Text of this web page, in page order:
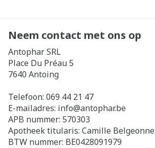
Neem contact met ons op
Antophar SRL
Place Du Préau 5
7640 Antoing
Telefoon: 069 44 21 47
E-mailadres: info@antophar.be
APB nummer: 570303
Apotheek titularis: Camille Belgeonne
BTW nummer: BE0428091979